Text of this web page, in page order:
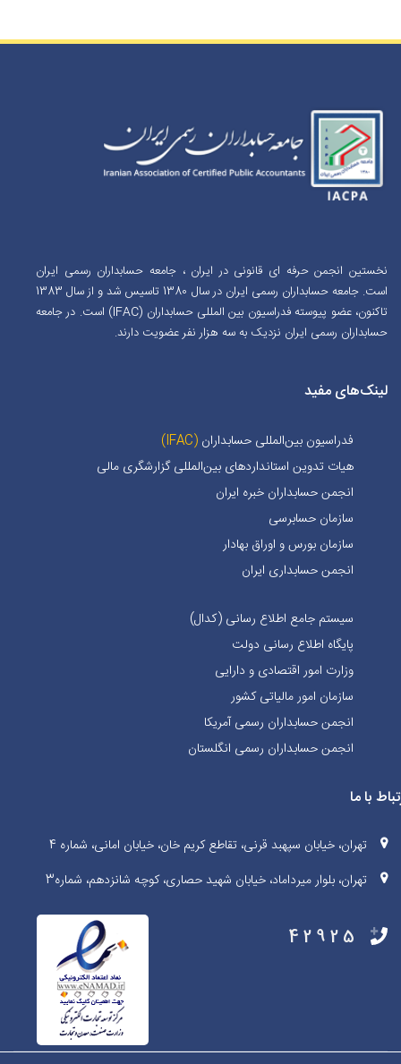
نخستین انجمن حرفه ای قانونی در ایران ، جامعه حسابداران رسمی ایران
است. جامعه حسابداران رسمی ایران در سال 1380 تاسیس شد و از سال 1383
تاکنون، عضو پیوسته فدراسیون بین المللی حسابداران (IFAC) است. در جامعه
حسابداران رسمی ایران نزدیک به سه هزار نفر عضویت دارند.
لینک‌های مفید
فدراسیون بین‌المللی حسابداران (IFAC)
هیات تدوین استانداردهای بین‌المللی گزارشگری مالی
انجمن حسابداران خبره ايران
سازمان حسابرسی
سازمان بورس و اوراق بهادار
انجمن حسابداری ایران
سیستم جامع اطلاع رسانی (کدال)
پایگاه اطلاع رسانی دولت
وزارت امور اقتصادی و دارایی
سازمان امور مالیاتی کشور
انجمن حسابداران رسمی آمریکا
انجمن حسابداران رسمی انگلستان
با ما
تهران، خیابان سپهبد قرنی، تقاطع کریم خان، خیابان امانی، شماره 4
تهران، بلوار میرداماد، خیابان شهید حصاری، کوچه شانزدهم، شماره3
42925